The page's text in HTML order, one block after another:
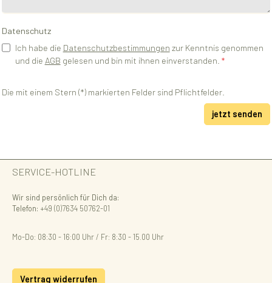
Datenschutz
Ich habe die Datenschutzbestimmungen zur Kenntnis genommen
und die AGB gelesen und bin mit ihnen einverstanden. *
Die mit einem Stern (*) markierten Felder sind Pflichtfelder.
jetzt senden
SERVICE-HOTLINE
Wir sind persönlich für Dich da:
Telefon: +49 (0)7634 50762-01
Mo-Do: 08:30 - 16:00 Uhr / Fr: 8:30 - 15.00 Uhr
Vertrag widerrufen